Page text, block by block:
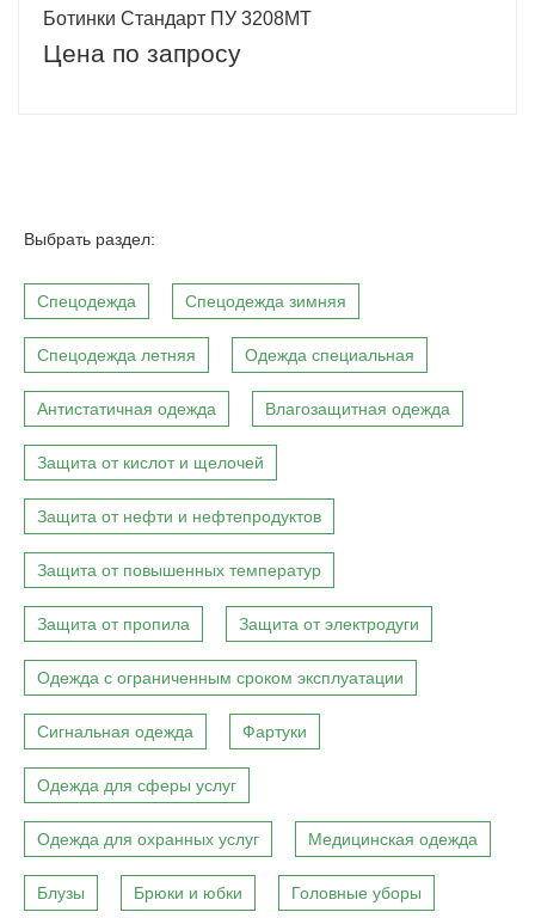
Ботинки Стандарт ПУ 3208МТ
Цена по запросу
Выбрать раздел:
Спецодежда Спецодежда зимняя
Спецодежда летняя Одежда специальная
Антистатичная одежда Влагозащитная одежда
Защита от кислот и щелочей
Защита от нефти и нефтепродуктов
Защита от повышенных температур
Защита от пропила Защита от электродуги
Одежда с ограниченным сроком эксплуатации
Сигнальная одежда Фартуки
Одежда для сферы услуг
Одежда для охранных услуг Медицинская одежда
Блузы Брюки и юбки Головные уборы